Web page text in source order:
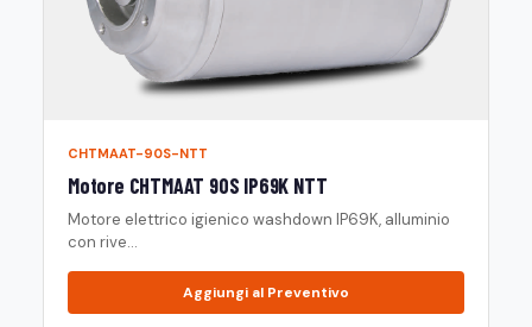
CHTMAAT-90S-NTT
Motore CHTMAAT 90S IP69K NTT
Motore elettrico igienico washdown IP69K, alluminio
con rive...
Aggiungi al Preventivo